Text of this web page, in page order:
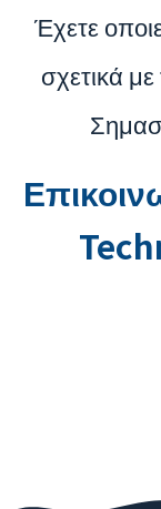
Έχετε
σχετικά